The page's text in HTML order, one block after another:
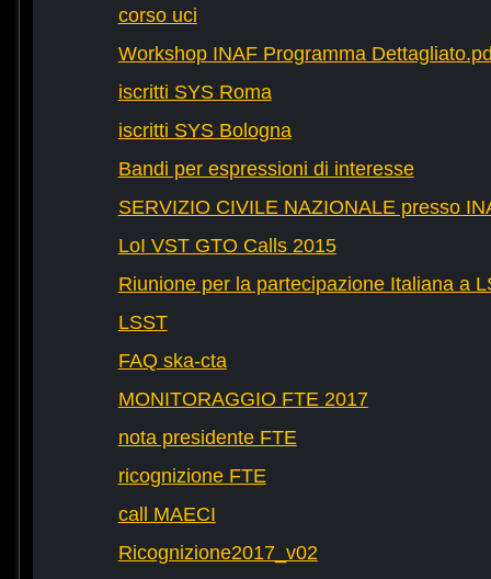
corso uci
Workshop INAF Programma
iscritti SYS Roma
iscritti SYS Bologna
Bandi per espressioni di interesse
SERVIZIO CIVILE NAZIONALE presso
LoI VST GTO Calls 2015
Riunione per la partecipazione Italiana a
LSST
FAQ ska-cta
MONITORAGGIO FTE 2017
nota presidente FTE
ricognizione FTE
call MAECI
Ricognizione2017_v02